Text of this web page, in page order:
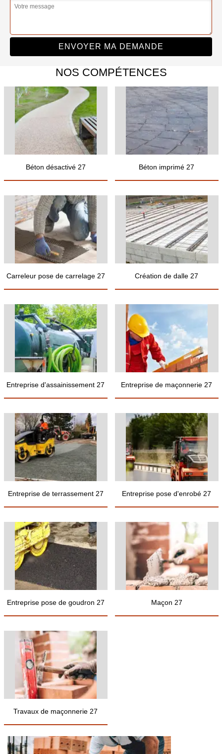
NOS COMPÉTENCES
Béton désactivé 27 Béton imprimé 27
Carreleur pose de carrelage 27 Création de dalle 27
Entreprise d'assainissement 27 Entreprise de maçonnerie 27
Entreprise de terrassement 27 Entreprise pose d'enrobé 27
Entreprise pose de goudron 27 Maçon 27
Travaux de maçonnerie 27